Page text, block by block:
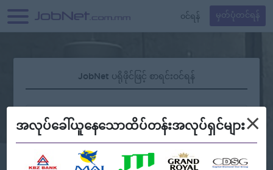
၀င်ရန် မှတ်ပုံတင်ရန်
JobNet ပရိုဖိုင်ဖြင့် စာရင်းဝင်ရန်
လျှို့ဝှက်နံပါတ် မေ့နေပါသလား?
အလုပ်ခေါ်ယူနေသောထိပ်တန်းအလုပ်ရှင်များ×